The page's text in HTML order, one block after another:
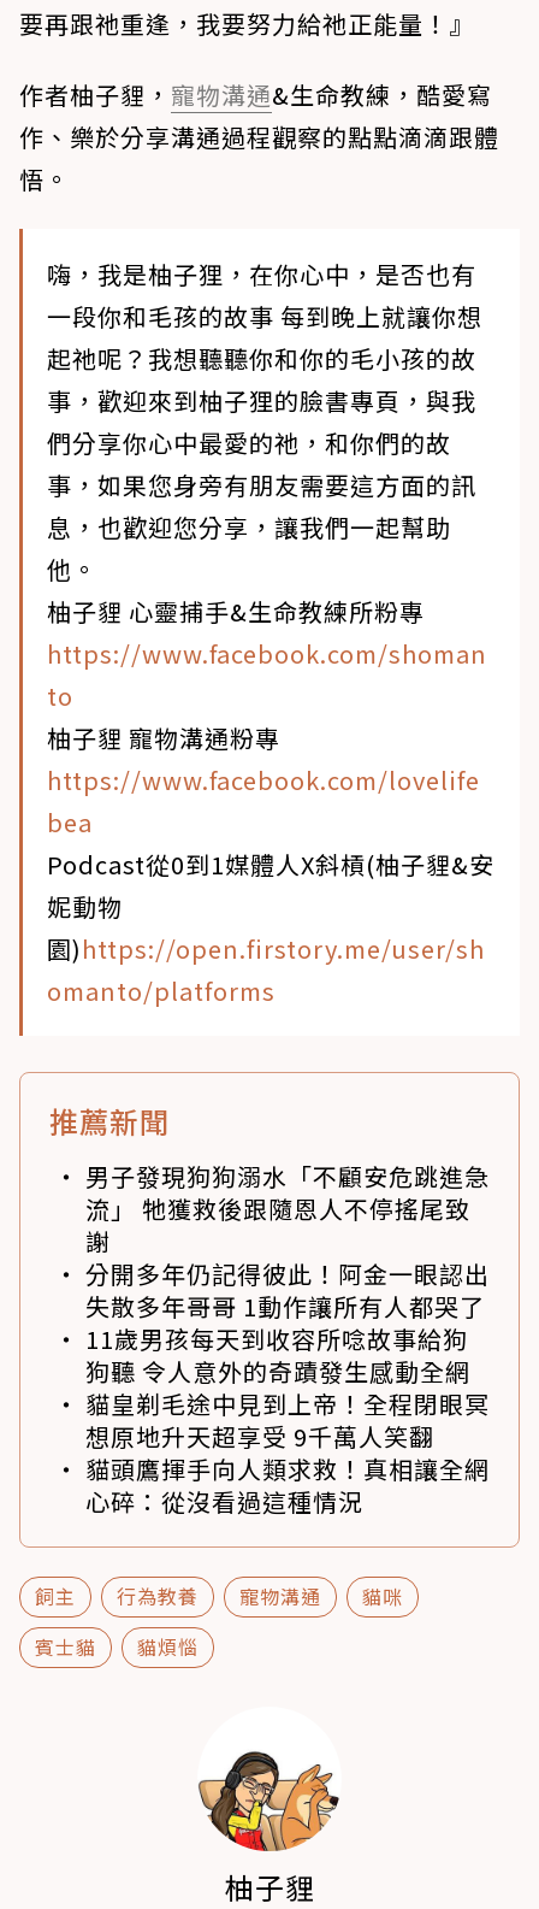
要再跟祂重逢，我要努力給祂正能量！』
作者柚子貍， 寵物溝通&生命教練，酷愛寫
作、樂於分享溝通過程觀察的點點滴滴跟體
悟。
嗨，我是柚子狸，在你心中，是否也有
一段你和毛孩的故事 每到晚上就讓你想
起祂呢？我想聽聽你和你的毛小孩的故
事，歡迎來到柚子狸的臉書專頁，與我
們分享你心中最愛的祂，和你們的故
事，如果您身旁有朋友需要這方面的訊
息，也歡迎您分享，讓我們一起幫助
他。
柚子貍 心靈捕手&生命教練所粉專
https://www.facebook.com/shoman
to
柚子貍 寵物溝通粉專
https://www.facebook.com/lovelife
bea
Podcast從0到1媒體人X斜槓(柚子貍&安
妮動物
園)https://open.firstory.me/user/sh
omanto/platforms
推薦新聞
男子發現狗狗溺水「不顧安危跳進急
流」 牠獲救後跟隨恩人不停搖尾致
謝
分開多年仍記得彼此！阿金一眼認出
失散多年哥哥 1動作讓所有人都哭了
11歲男孩每天到收容所唸故事給狗
狗聽 令人意外的奇蹟發生感動全網
貓皇剃毛途中見到上帝！全程閉眼冥
想原地升天超享受 9千萬人笑翻
貓頭鷹揮手向人類求救！真相讓全網
心碎：從沒看過這種情況
飼主 行為教養 寵物溝通
貓咪
賓士貓
貓煩惱
柚子貍